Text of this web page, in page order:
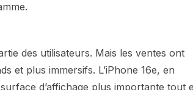
des utilisateurs. Mais les ventes ont
et plus immersifs. L’iPhone 16e, en
d’affichage plus importante tout